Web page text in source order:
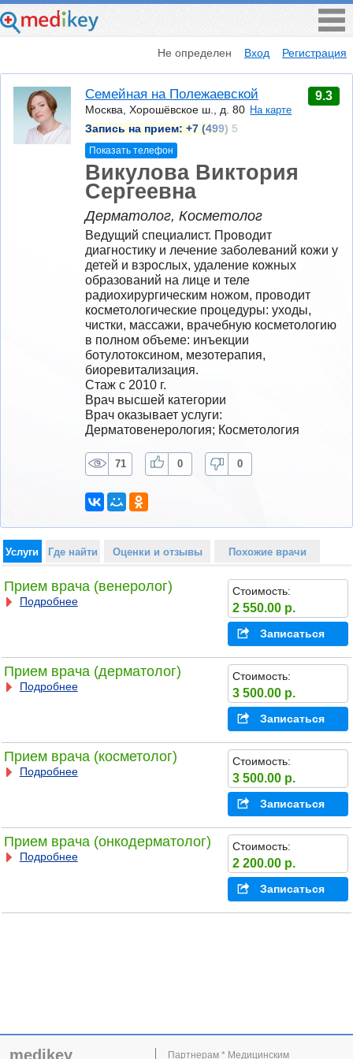
Не определен Вход Регистрация
Семейная на Полежаевской
Москва, Хорошёвское ш., д. 80 На карте
Запись на прием: +7 (499) 5
Показать телефон
9.3
Викулова Виктория
Сергеевна
Дерматолог, Косметолог
Ведущий специалист. Проводит
диагностику и лечение заболеваний кожи у
детей и взрослых, удаление кожных
образований на лице и теле
радиохирургическим ножом, проводит
косметологические процедуры: уходы,
чистки, массажи, врачебную косметологию
в полном объеме: инъекции
ботулотоксином, мезотерапия,
биоревитализация.
Стаж с 2010 г.
Врач высшей категории
Врач оказывает услуги:
Дерматовенерология; Косметология
71 0 0
Услуги Где найти Оценки и отзывы Похожие врачи
Прием врача (венеролог)
Подробнее
Стоимость:
2 550.00 р.
Записаться
Прием врача (дерматолог)
Подробнее
Стоимость:
3 500.00 р.
Записаться
Прием врача (косметолог)
Подробнее
Стоимость:
3 500.00 р.
Записаться
Прием врача (онкодерматолог)
Подробнее
Стоимость:
2 200.00 р.
Записаться
medikey Партнерам * Медицинским